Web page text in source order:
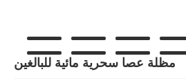
مظلة عصا سحرية مائية للبالغين